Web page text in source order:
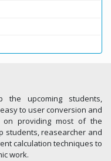
upcoming students,
to user conversion and
on providing most of the
students, reasearcher and
calculation techniques to
work.